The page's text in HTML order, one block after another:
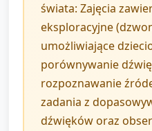
świata: Zajęcia
eksploracyjne
umożliwiające
porównywanie
rozpoznawanie
zadania z
dźwięków oraz